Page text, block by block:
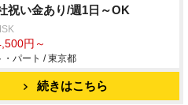
祝い金あり/週1日～OK
円～
・パート / 東京都
続きはこちら